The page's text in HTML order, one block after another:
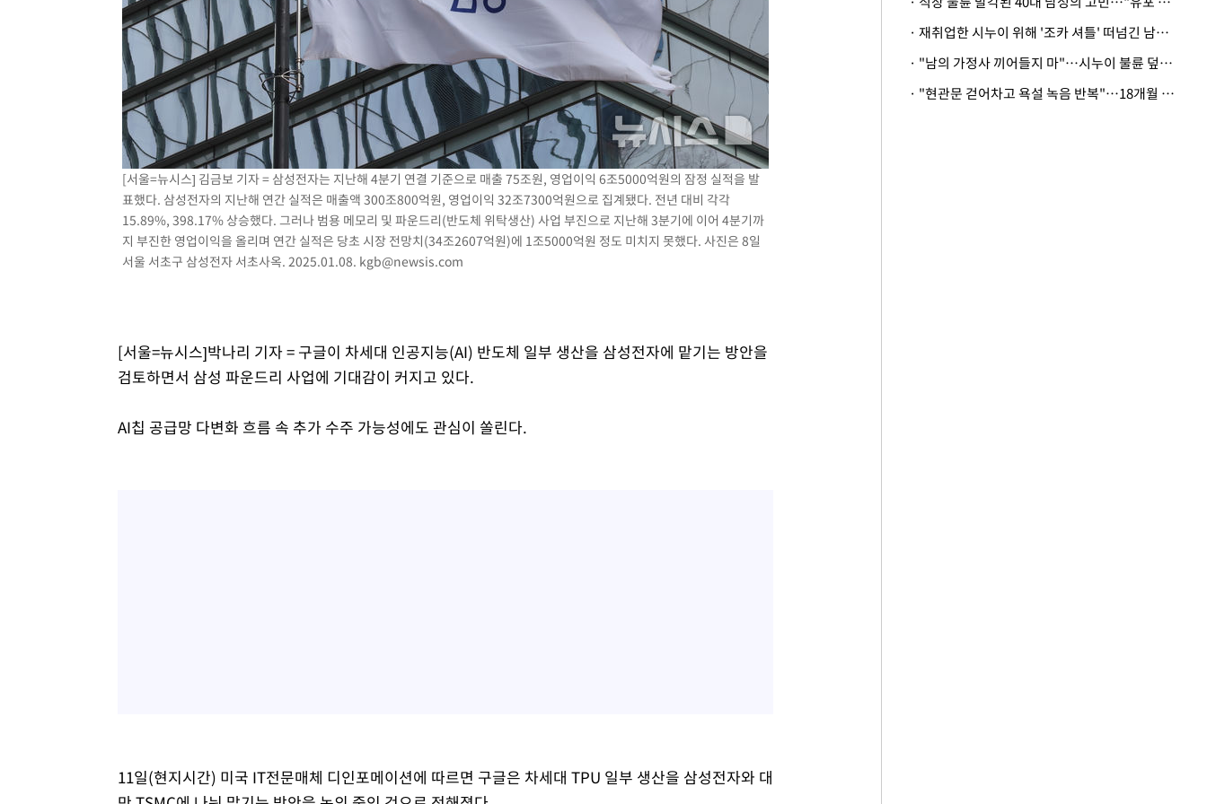
[서울=뉴시스] 김금보 기자 = 삼성전자는 지난해 4분기 연결 기준으로 매출 75조원, 영업이익 6조5000억원의 잠정 실적을 발
표했다. 삼성전자의 지난해 연간 실적은 매출액 300조800억원, 영업이익 32조7300억원으로 집계됐다. 전년 대비 각각
15.89%, 398.17% 상승했다. 그러나 범용 메모리 및 파운드리(반도체 위탁생산) 사업 부진으로 지난해 3분기에 이어 4분기까
지 부진한 영업이익을 올리며 연간 실적은 당초 시장 전망치(34조2607억원)에 1조5000억원 정도 미치지 못했다. 사진은 8일
서울 서초구 삼성전자 서초사옥. 2025.01.08. kgb@newsis.com
[서울=뉴시스]박나리 기자 = 구글이 차세대 인공지능(AI) 반도체 일부 생산을 삼성전자에 맡기는 방안을
검토하면서 삼성 파운드리 사업에 기대감이 커지고 있다.
AI칩 공급망 다변화 흐름 속 추가 수주 가능성에도 관심이 쏠린다.
11일(현지시간) 미국 IT전문매체 디인포메이션에 따르면 구글은 차세대 TPU 일부 생산을 삼성전자와 대
· 재취업한 시누이 위해 '조카 셔틀' 떠넘긴 남편…아내 "난 못한다"
· "남의 가정사 끼어들지 마"…시누이 불륜 덮으려는 남편에 억울한 아내
· "현관문 걷어차고 욕설 녹음 반복"…18개월 아기 키우는 집 뒤흔든 '앞집의 비극'